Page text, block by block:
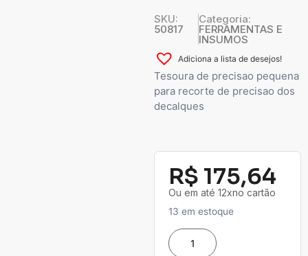
SKU:
50817
Categoria:
FERRAMENTAS E
INSUMOS
Adiciona a lista de desejos!
Tesoura de precisao pequena
para recorte de precisao dos
decalques
R$ 175,64
Ou em até 12xno cartão
13 em estoque